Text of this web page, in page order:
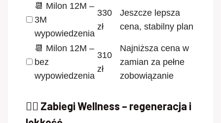
📆 Milon 12M –
3M
wypowiedzenia
330
zł
Jeszcze lepsza
cena, stabilny plan
📆 Milon 12M –
bez
wypowiedzenia
310
zł
Najniższa cena w
zamian za pełne
zobowiązanie
🧘‍♀️ Zabiegi Wellness – regeneracja i